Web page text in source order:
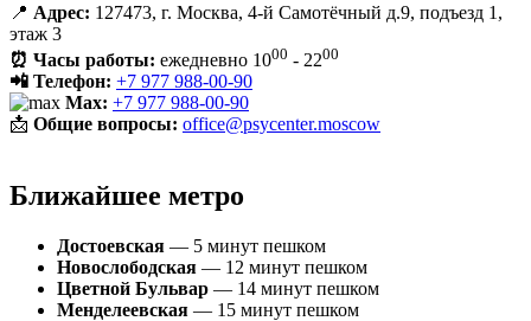
📍 Адрес: 127473, г. Москва, 4-й Самотёчный д.9, подъезд 1,
этаж 3
⏰ Часы работы: ежедневно 1000 - 2200
📲 Телефон: +7 977 988-00-90
Max: +7 977 988-00-90
📩 Общие вопросы: office@psycenter.moscow
Ближайшее метро
Достоевская — 5 минут пешком
Новослободская — 12 минут пешком
Цветной Бульвар — 14 минут пешком
Менделеевская — 15 минут пешком